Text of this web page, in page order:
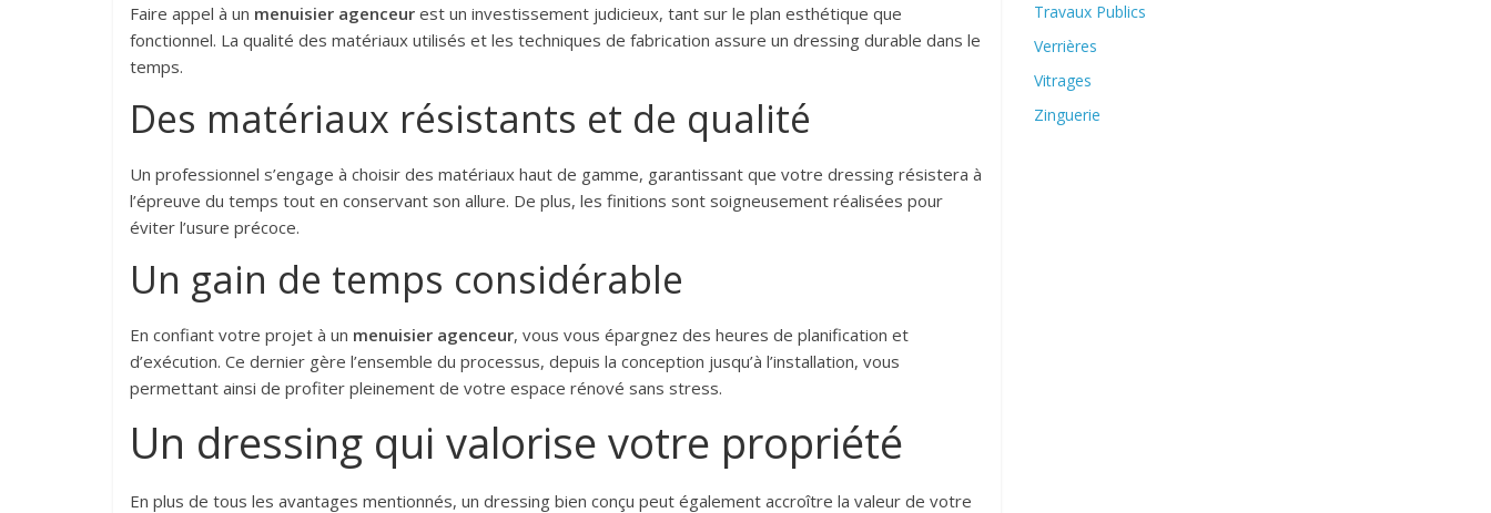
Faire appel à un menuisier agenceur est un investissement judicieux, tant sur le plan esthétique que
fonctionnel. La qualité des matériaux utilisés et les techniques de fabrication assure un dressing durable dans le
temps.
Des matériaux résistants et de qualité
Un professionnel s’engage à choisir des matériaux haut de gamme, garantissant que votre dressing résistera à
l’épreuve du temps tout en conservant son allure. De plus, les finitions sont soigneusement réalisées pour
éviter l’usure précoce.
Un gain de temps considérable
En confiant votre projet à un menuisier agenceur, vous vous épargnez des heures de planification et
d’exécution. Ce dernier gère l’ensemble du processus, depuis la conception jusqu’à l’installation, vous
permettant ainsi de profiter pleinement de votre espace rénové sans stress.
Un dressing qui valorise votre propriété
En plus de tous les avantages mentionnés, un dressing bien conçu peut également accroître la valeur de votre
Travaux Publics
Verrières
Vitrages
Zinguerie